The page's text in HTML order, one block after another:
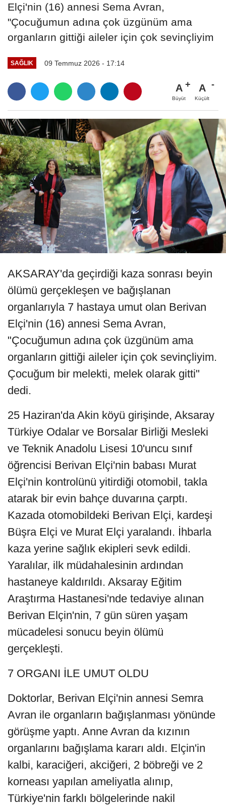
Elçi'nin (16) annesi Sema Avran,
"Çocuğumun adına çok üzgünüm ama
organların gittiği aileler için çok sevinçliyim
SAĞLIK 09 Temmuz 2026 - 17:14
A
Büyüt
A
Küçült
AKSARAY'da geçirdiği kaza sonrası beyin
ölümü gerçekleşen ve bağışlanan
organlarıyla 7 hastaya umut olan Berivan
Elçi'nin (16) annesi Sema Avran,
"Çocuğumun adına çok üzgünüm ama
organların gittiği aileler için çok sevinçliyim.
Çocuğum bir melekti, melek olarak gitti"
dedi.
25 Haziran'da Akin köyü girişinde, Aksaray
Türkiye Odalar ve Borsalar Birliği Mesleki
ve Teknik Anadolu Lisesi 10'uncu sınıf
öğrencisi Berivan Elçi'nin babası Murat
Elçi'nin kontrolünü yitirdiği otomobil, takla
atarak bir evin bahçe duvarına çarptı.
Kazada otomobildeki Berivan Elçi, kardeşi
Büşra Elçi ve Murat Elçi yaralandı. İhbarla
kaza yerine sağlık ekipleri sevk edildi.
Yaralılar, ilk müdahalesinin ardından
hastaneye kaldırıldı. Aksaray Eğitim
Araştırma Hastanesi'nde tedaviye alınan
Berivan Elçin'nin, 7 gün süren yaşam
mücadelesi sonucu beyin ölümü
gerçekleşti.
7 ORGANI İLE UMUT OLDU
Doktorlar, Berivan Elçi'nin annesi Semra
Avran ile organların bağışlanması yönünde
görüşme yaptı. Anne Avran da kızının
organlarını bağışlama kararı aldı. Elçin'in
kalbi, karaciğeri, akciğeri, 2 böbreği ve 2
korneası yapılan ameliyatla alınıp,
Türkiye'nin farklı bölgelerinde nakil